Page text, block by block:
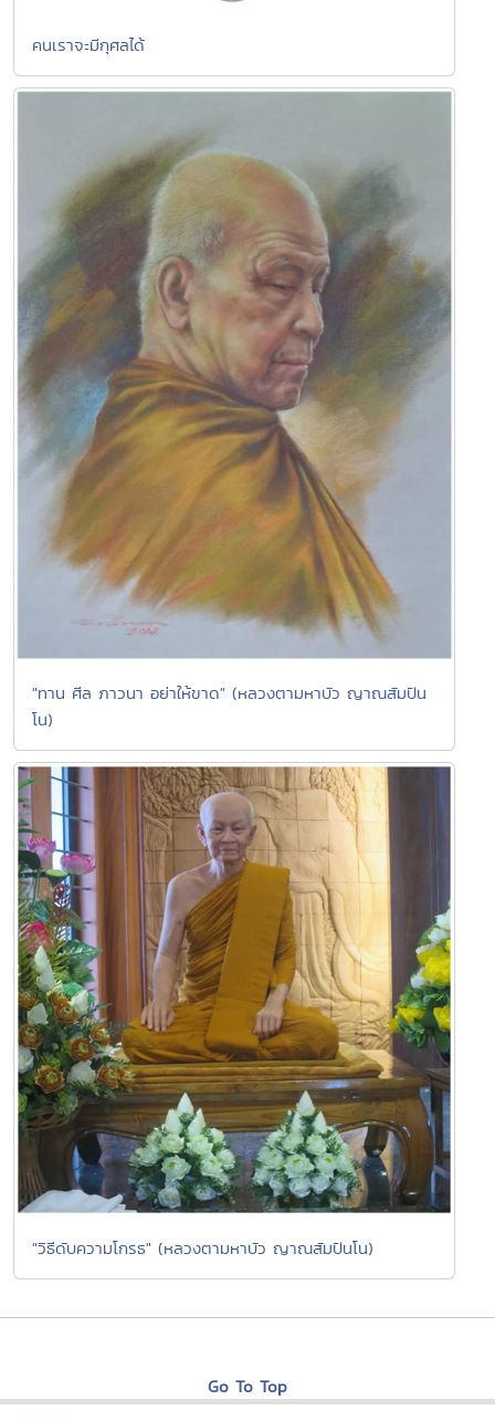
คนเราจะมีกุศลได้
"ทาน ศีล ภาวนา อย่าให้ขาด" (หลวงตามหาบัว ญาณสัมปัน
โน)
"วิธีดับความโกรธ" (หลวงตามหาบัว ญาณสัมปันโน)
Go To Top